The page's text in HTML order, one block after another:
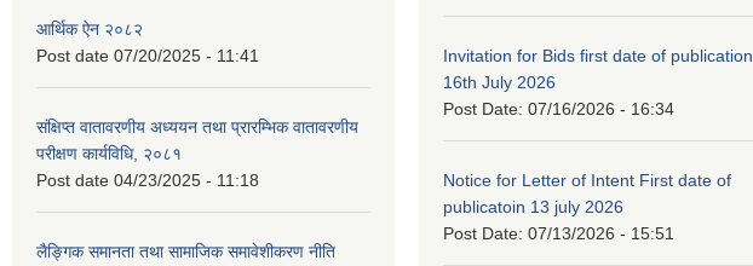
आर्थिक ऐन २०८२
Post date 07/20/2025 - 11:41
संक्षिप्त वातावरणीय अध्ययन तथा प्रारम्भिक वातावरणीय
परीक्षण कार्यविधि, २०८१
Post date 04/23/2025 - 11:18
लैङ्गिक समानता तथा सामाजिक समावेशीकरण नीति
Invitation for Bids first date of publication
16th July 2026
Post Date: 07/16/2026 - 16:34
Notice for Letter of Intent First date of
publicatoin 13 july 2026
Post Date: 07/13/2026 - 15:51